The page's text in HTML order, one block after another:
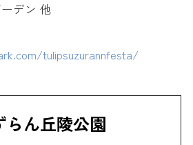
デン 他
tulipsuzurannfesta/
らん丘陵公園